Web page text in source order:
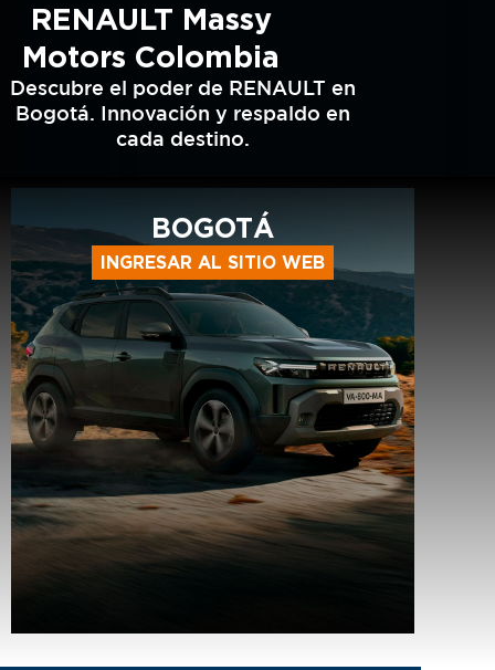
RENAULT Massy
Motors Colombia
Descubre el poder de RENAULT en
Bogotá. Innovación y respaldo en
cada destino.
BOGOTÁ
INGRESAR AL SITIO WEB